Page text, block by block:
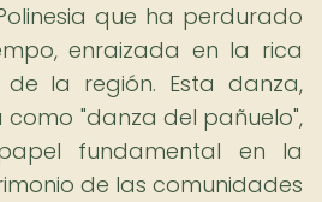
que ha perdurado
enraizada en la rica
la región. Esta danza,
"danza del pañuelo",
fundamental en la
de las comunidades